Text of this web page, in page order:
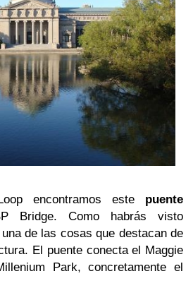
encontramos este puente
Bridge. Como habrás visto
de las cosas que destacan de
El puente conecta el Maggie
Park, concretamente el